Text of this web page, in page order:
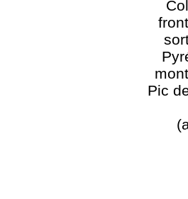
Pic